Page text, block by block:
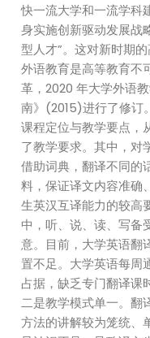
快一流大学和一流学科
身实施创新驱动发展战
型人才”。这对新时期
外语教育是高等教育不
革，2020 年大学外语
南》(2015)进行了修订
课程定位与教学要点，
了教学要求。其中，对
借助词典，翻译不同的
料，保证译文内容准确
生英汉互译能力的较高
中，听、说、读、写备
意。目前，大学英语翻
置不足。大学英语每周
占据，缺乏专门翻译课
二是教学模式单一。翻
方法的讲解较为笼统、